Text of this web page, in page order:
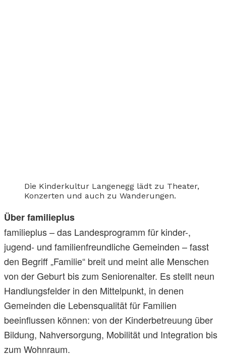
Die Kinderkultur Langenegg lädt zu Theater,
Konzerten und auch zu Wanderungen.
Über familieplus
familieplus – das Landesprogramm für kinder-,
jugend- und familienfreundliche Gemeinden – fasst
den Begriff „Familie“ breit und meint alle Menschen
von der Geburt bis zum Seniorenalter. Es stellt neun
Handlungsfelder in den Mittelpunkt, in denen
Gemeinden die Lebensqualität für Familien
beeinflussen können: von der Kinderbetreuung über
Bildung, Nahversorgung, Mobilität und Integration bis
zum Wohnraum.